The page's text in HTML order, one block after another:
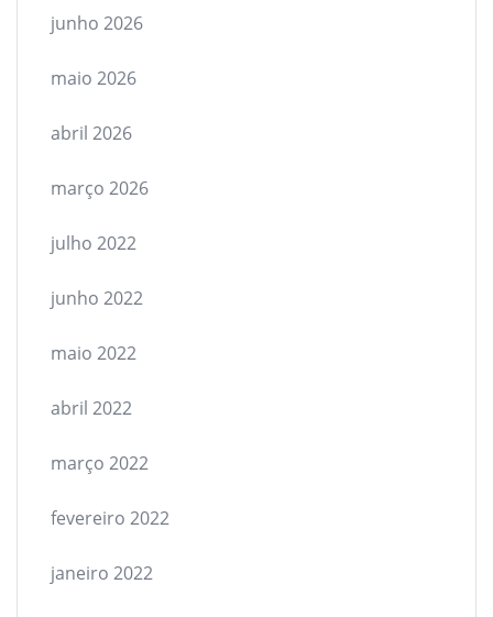
junho 2026
maio 2026
abril 2026
março 2026
julho 2022
junho 2022
maio 2022
abril 2022
março 2022
fevereiro 2022
janeiro 2022